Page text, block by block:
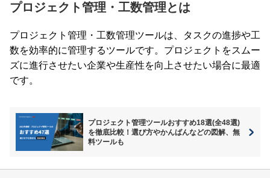
プロジェクト管理・工数管理とは
プロジェクト管理・工数管理ツールは、タスクの進捗や工
数を効率的に管理するツールです。プロジェクトをスムー
ズに進行させたい企業や生産性を向上させたい場合に最適
です。
プロジェクト管理ツールおすすめ18選(全48選)
を徹底比較！選び方やかんばんなどの図解、無
料ツールも